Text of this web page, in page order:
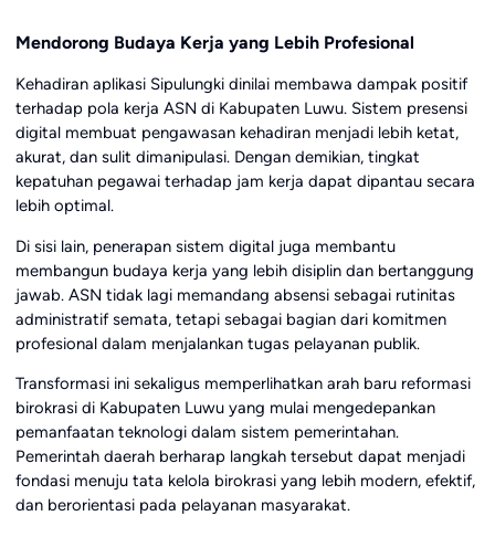
Mendorong Budaya Kerja yang Lebih Profesional
Kehadiran aplikasi Sipulungki dinilai membawa dampak positif
terhadap pola kerja ASN di Kabupaten Luwu. Sistem presensi
digital membuat pengawasan kehadiran menjadi lebih ketat,
akurat, dan sulit dimanipulasi. Dengan demikian, tingkat
kepatuhan pegawai terhadap jam kerja dapat dipantau secara
lebih optimal.
Di sisi lain, penerapan sistem digital juga membantu
membangun budaya kerja yang lebih disiplin dan bertanggung
jawab. ASN tidak lagi memandang absensi sebagai rutinitas
administratif semata, tetapi sebagai bagian dari komitmen
profesional dalam menjalankan tugas pelayanan publik.
Transformasi ini sekaligus memperlihatkan arah baru reformasi
birokrasi di Kabupaten Luwu yang mulai mengedepankan
pemanfaatan teknologi dalam sistem pemerintahan.
Pemerintah daerah berharap langkah tersebut dapat menjadi
fondasi menuju tata kelola birokrasi yang lebih modern, efektif,
dan berorientasi pada pelayanan masyarakat.